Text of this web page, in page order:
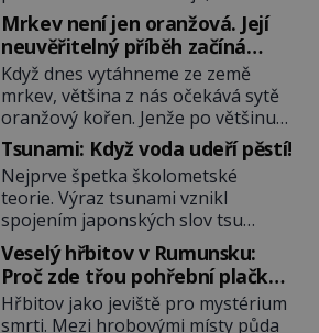
jsou na dovolené a média tak
nemají o čem mluvit a psát. A
vymýšlejí si proto témata, které
nikoho nezajímají. Proč je však ona
letní doba spojovaná zrovna s
okurkami? Okurkovou sezónu
známe už od poloviny 19. století,
ovšem jako Češi […]
Mrkev není jen oranžová. Její
neuvěřitelný příběh začíná
fialovou barvou
Když dnes vytáhneme ze země
mrkev, většina z nás očekává sytě
oranžový kořen. Jenže po většinu
své historie je mrkev všechno
možné, jen ne oranžová. Je fialová,
žlutá, bílá, někdy dokonce téměř
černá. Až díky stovkám let
pečlivého šlechtění se z ní stává
zelenina, bez které si českou
zahradu ani nedokážeme
představit. Její příběh je […]
Tsunami: Když voda udeří pěstí!
Nejprve špetka školometské
teorie. Výraz tsunami vznikl
spojením japonských slov tsu
(přístav) a nami (vlna). Jedná se o
dlouhou vlnu, která je na volném
moři takřka nepostřehnutelná.
Ačkoli je vlnová délka tsunami i 300
Veselý hřbitov v Rumunsku:
Proč zde třou pohřební plačky
bídu s nouzí?
Hřbitov jako jeviště pro mystérium
smrti. Mezi hrobovými místy půda